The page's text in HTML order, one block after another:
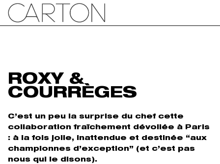
ROXY &
COURRÈGES
C’est un peu la surprise du chef cette
collaboration fraîchement dévoilée à Paris
: à la fois jolie, inattendue et destinée “aux
championnes d’exception” (et c’est pas
nous qui le disons).